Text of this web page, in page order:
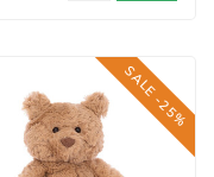
SALE -25%